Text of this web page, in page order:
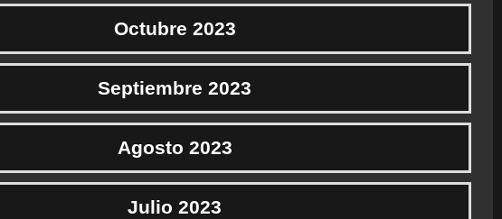
Octubre 2023
Septiembre 2023
Agosto 2023
Julio 2023